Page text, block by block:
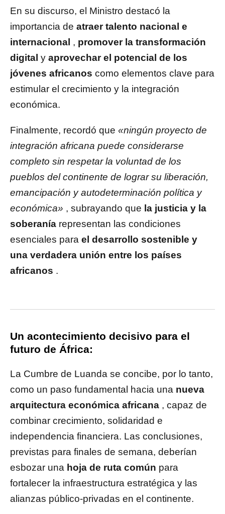
En su discurso, el Ministro destacó la
importancia de atraer talento nacional e
internacional , promover la transformación
digital y aprovechar el potencial de los
jóvenes africanos como elementos clave para
estimular el crecimiento y la integración
económica.
Finalmente, recordó que «ningún proyecto de
integración africana puede considerarse
completo sin respetar la voluntad de los
pueblos del continente de lograr su liberación,
emancipación y autodeterminación política y
económica» , subrayando que la justicia y la
soberanía representan las condiciones
esenciales para el desarrollo sostenible y
una verdadera unión entre los países
africanos .
Un acontecimiento decisivo para el
futuro de África:
La Cumbre de Luanda se concibe, por lo tanto,
como un paso fundamental hacia una nueva
arquitectura económica africana , capaz de
combinar crecimiento, solidaridad e
independencia financiera. Las conclusiones,
previstas para finales de semana, deberían
esbozar una hoja de ruta común para
fortalecer la infraestructura estratégica y las
alianzas público-privadas en el continente.